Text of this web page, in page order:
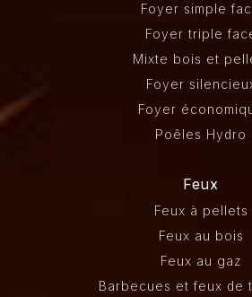
Foyer simple
Foyer triple
Mixte bois et
Foyer
Foyer
Poêles Hydro
Feux
Feux à pellets
Feux au bois
Feux au gaz
Barbecues et feux de